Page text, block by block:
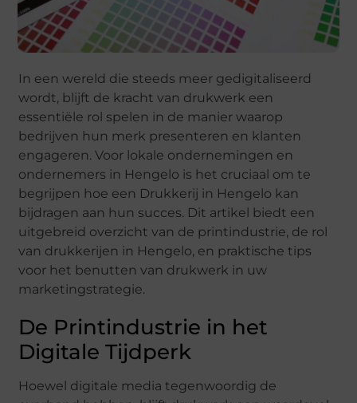
In een wereld die steeds meer gedigitaliseerd
wordt, blijft de kracht van drukwerk een
essentiële rol spelen in de manier waarop
bedrijven hun merk presenteren en klanten
engageren. Voor lokale ondernemingen en
ondernemers in Hengelo is het cruciaal om te
begrijpen hoe een Drukkerij in Hengelo kan
bijdragen aan hun succes. Dit artikel biedt een
uitgebreid overzicht van de printindustrie, de rol
van drukkerijen in Hengelo, en praktische tips
voor het benutten van drukwerk in uw
marketingstrategie.
De Printindustrie in het
Digitale Tijdperk
Hoewel digitale media tegenwoordig de